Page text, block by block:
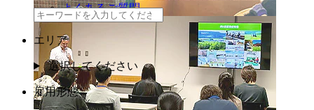
閉じる
よくあるご質問
エリア
選択してください
雇用形態